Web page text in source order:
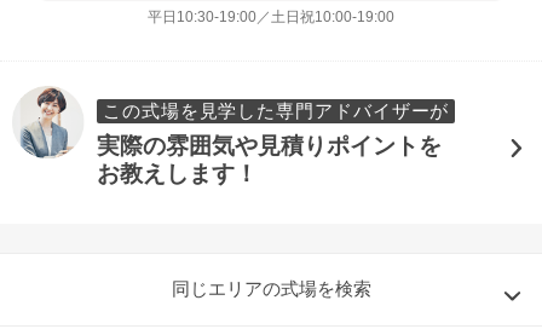
平日10:30-19:00／土日祝10:00-19:00
この式場を見学した専門アドバイザーが
実際の雰囲気や見積りポイントを
お教えします！
同じエリアの式場を検索